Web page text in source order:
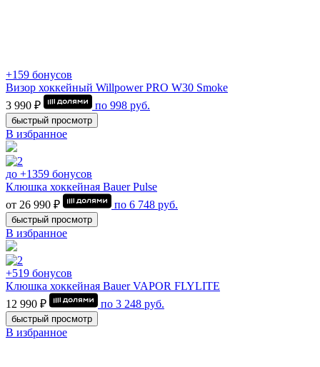
+159 бонусов
Визор хоккейный Willpower PRO W30 Smoke
3 990 ₽
по 998 руб.
быстрый просмотр
В избранное
до +1359 бонусов
Клюшка хоккейная Bauer Pulse
от 26 990 ₽
по 6 748 руб.
быстрый просмотр
В избранное
+519 бонусов
Клюшка хоккейная Bauer VAPOR FLYLITE
12 990 ₽
по 3 248 руб.
быстрый просмотр
В избранное